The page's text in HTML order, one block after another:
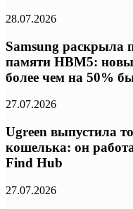
28.07.2026
Samsung раскрыла
памяти HBM5:
более чем на 50%
27.07.2026
Ugreen выпустила
кошелька: он
Find Hub
27.07.2026